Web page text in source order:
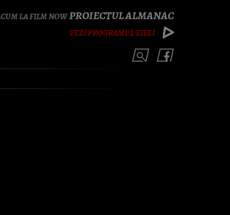
PROIECTUL ALMANAC
VEZI PROGRAMUL ZILEI